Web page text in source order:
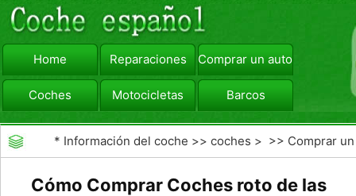
Home Reparaciones Comprar un automóvil
Coches Motocicletas Barcos
viajar Camiones
* Información del coche >>coches > >> Comprar un
Cómo Comprar Coches roto de las